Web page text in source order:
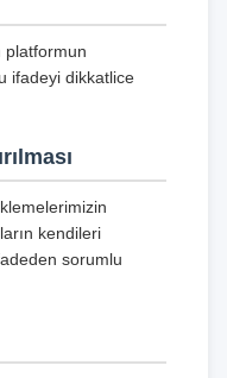
platformun
ifadeyi dikkatlice
kendileri
sorumlu